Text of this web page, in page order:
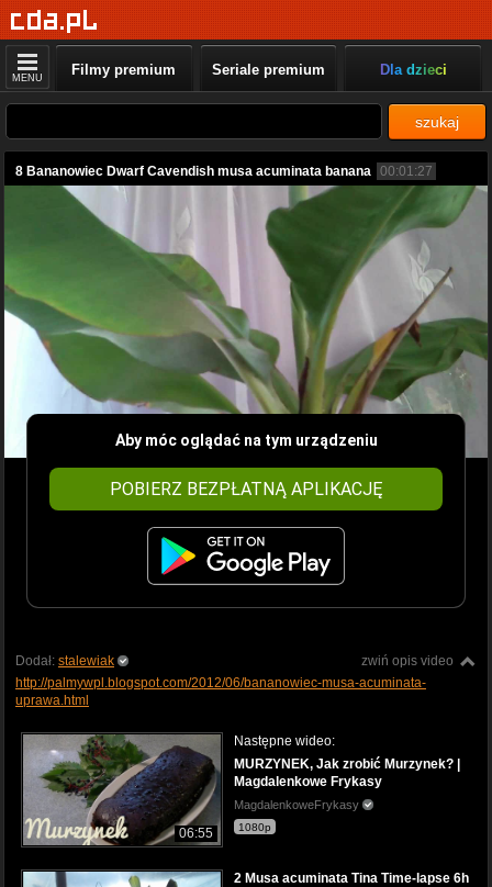
MENU Filmy premium Seriale premium Dla dzieci
szukaj
8 Bananowiec Dwarf Cavendish musa acuminata banana 00:01:27
Aby móc oglądać na tym urządzeniu
POBIERZ BEZPŁATNĄ APLIKACJĘ
zwiń opis video
Dodał: stalewiak
http://palmywpl.blogspot.com/2012/06/bananowiec-musa-acuminata-
uprawa.html
06:55
Następne wideo:
MURZYNEK, Jak zrobić Murzynek? |
Magdalenkowe Frykasy
MagdalenkoweFrykasy
1080p
2 Musa acuminata Tina Time-lapse 6h